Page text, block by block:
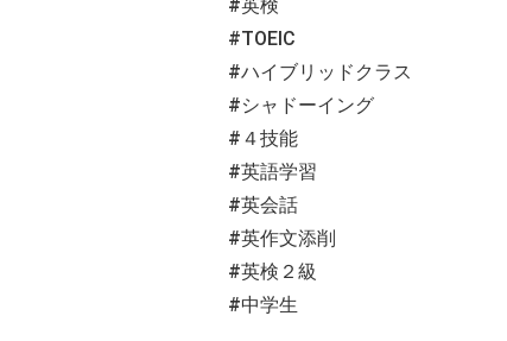
#英検
#TOEIC
#ハイブリッドクラス
#シャドーイング
#４技能
#英語学習
#英会話
#英作文添削
#英検２級
#中学生